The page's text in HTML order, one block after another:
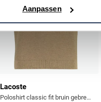
Aanpassen
Lacoste
Poloshirt classic fit bruin gebreid korte mouw 2 knoops